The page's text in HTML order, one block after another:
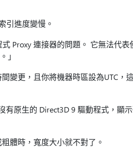
引進度變慢。
Proxy 連接器的問題。 它無法代表
」
變更，且你將機器時區設為UTC，
有原生的 Direct3D 9 驅動程式，顯
體時，寬度大小就不對了。